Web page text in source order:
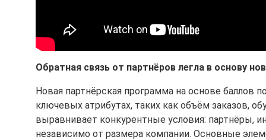
Обратная связь от партнёров легла в основу
Новая партнёрская программа на основе баллов
ключевых атрибутах, таких как объём заказов,
выравнивает конкурентные условия: партнёры,
независимо от размера компании. Основные